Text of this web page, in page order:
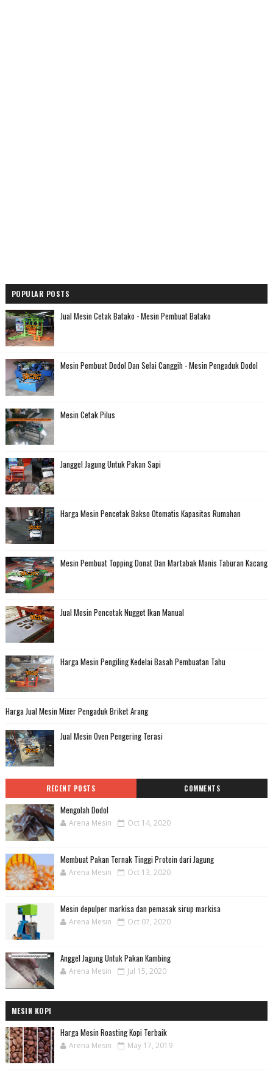
POPULAR POSTS
Jual Mesin Cetak Batako - Mesin Pembuat Batako
Mesin Pembuat Dodol Dan Selai Canggih - Mesin Pengaduk Dodol
Mesin Cetak Pilus
Janggel Jagung Untuk Pakan Sapi
Harga Mesin Pencetak Bakso Otomatis Kapasitas Rumahan
Mesin Pembuat Topping Donat Dan Martabak Manis Taburan Kacang
Jual Mesin Pencetak Nugget Ikan Manual
Harga Mesin Pengiling Kedelai Basah Pembuatan Tahu
Harga Jual Mesin Mixer Pengaduk Briket Arang
Jual Mesin Oven Pengering Terasi
RECENT POSTS COMMENTS
Mengolah Dodol
Arena Mesin Oct 14, 2020
Membuat Pakan Ternak Tinggi Protein dari Jagung
Arena Mesin Oct 13, 2020
Mesin depulper markisa dan pemasak sirup markisa
Arena Mesin Oct 07, 2020
Anggel Jagung Untuk Pakan Kambing
Arena Mesin Jul 15, 2020
MESIN KOPI
Harga Mesin Roasting Kopi Terbaik
Arena Mesin May 17, 2019